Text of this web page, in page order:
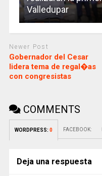
Valledupar
Newer Post
Gobernador del Cesar
lidera tema de regal�as
con congresistas
COMMENTS
WORDPRESS: 0 FACEBOOK:
Deja una respuesta